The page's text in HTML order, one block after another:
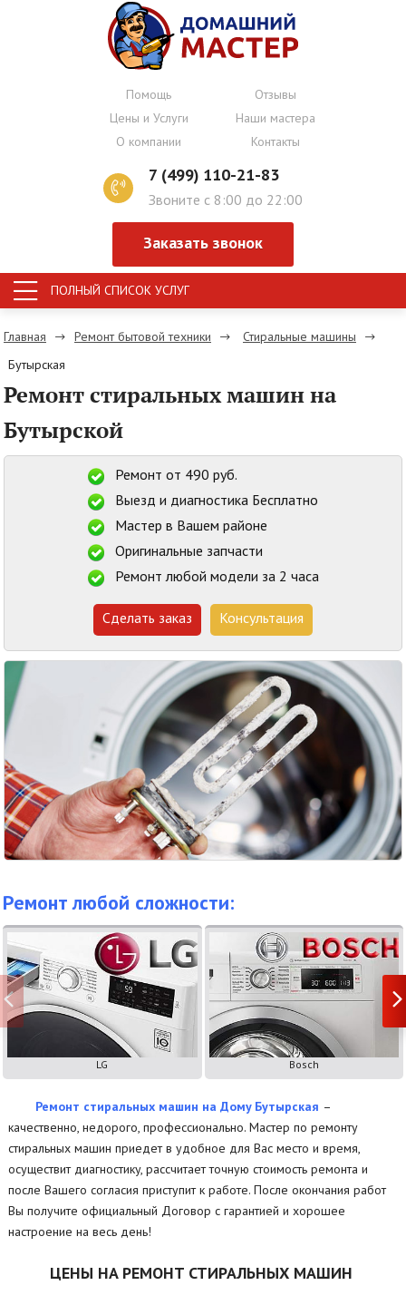
Помощь
Отзывы
Цены и Услуги
Наши мастера
О компании
Контакты
7 (499) 110-21-83
Звоните с 8:00 до 22:00
Заказать звонок
ПОЛНЫЙ СПИСОК УСЛУГ
Главная Ремонт бытовой техники Стиральные машины
Бутырская
Ремонт стиральных машин на
Бутырской
Ремонт от 490 руб.
Выезд и диагностика Бесплатно
Мастер в Вашем районе
Оригинальные запчасти
Ремонт любой модели за 2 часа
Сделать заказ Консультация
Ремонт любой сложности:
LG Bosch
Ремонт стиральных машин на Дому Бутырская –
качественно, недорого, профессионально. Мастер по ремонту
стиральных машин приедет в удобное для Вас место и время,
осуществит диагностику, рассчитает точную стоимость ремонта и
после Вашего согласия приступит к работе. После окончания работ
Вы получите официальный Договор с гарантией и хорошее
настроение на весь день!
ЦЕНЫ НА РЕМОНТ СТИРАЛЬНЫХ МАШИН